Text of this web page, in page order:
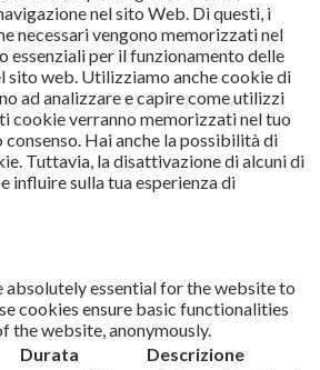
nel sito Web. Di questi, i
necessari vengono memorizzati nel
essenziali per il funzionamento delle
sito web. Utilizziamo anche cookie di
ad analizzare e capire come utilizzi
cookie verranno memorizzati nel tuo
Hai anche la possibilità di
Tuttavia, la disattivazione di alcuni di
influire sulla tua esperienza di
absolutely essential for the website to
cookies ensure basic functionalities
the website, anonymously.
Durata Descrizione